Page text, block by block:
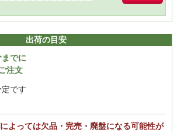
出荷の目安
までに
注文
です
よっては欠品・完売・廃盤になる可能性が